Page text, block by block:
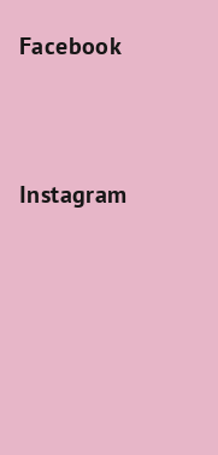
Facebook
Instagram